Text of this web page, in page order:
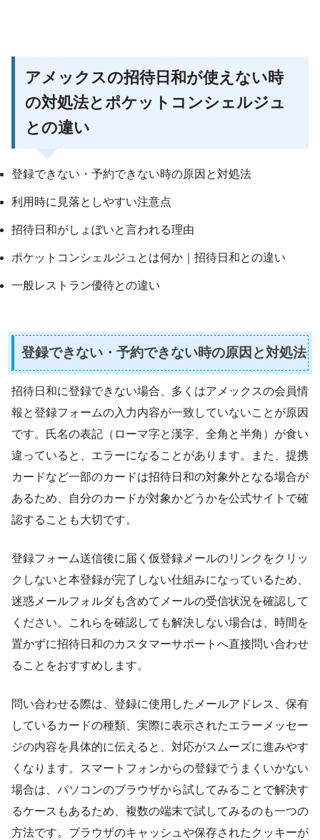
アメックスの招待日和が使えない時
の対処法とポケットコンシェルジュ
との違い
登録できない・予約できない時の原因と対処法
利用時に見落としやすい注意点
招待日和がしょぼいと言われる理由
ポケットコンシェルジュとは何か｜招待日和との違い
一般レストラン優待との違い
登録できない・予約できない時の原因と対処法
招待日和に登録できない場合、多くはアメックスの会員情
報と登録フォームの入力内容が一致していないことが原因
です。氏名の表記（ローマ字と漢字、全角と半角）が食い
違っていると、エラーになることがあります。また、提携
カードなど一部のカードは招待日和の対象外となる場合が
あるため、自分のカードが対象かどうかを公式サイトで確
認することも大切です。
登録フォーム送信後に届く仮登録メールのリンクをクリッ
クしないと本登録が完了しない仕組みになっているため、
迷惑メールフォルダも含めてメールの受信状況を確認して
ください。これらを確認しても解決しない場合は、時間を
置かずに招待日和のカスタマーサポートへ直接問い合わせ
ることをおすすめします。
問い合わせる際は、登録に使用したメールアドレス、保有
しているカードの種類、実際に表示されたエラーメッセー
ジの内容を具体的に伝えると、対応がスムーズに進みやす
くなります。スマートフォンからの登録でうまくいかない
場合は、パソコンのブラウザから試してみることで解決す
るケースもあるため、複数の端末で試してみるのも一つの
方法です。ブラウザのキャッシュや保存されたクッキーが